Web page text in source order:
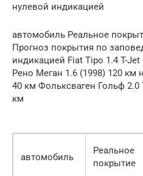
нулевой индикацией
автомобиль Реальное
Прогноз покрытия по
индикацией Fiat Tipo 1.4 T-
Рено Меган 1.6 (1998) 120 км
40 км Фольксваген Гольф 2.0
км
автомобиль
Реальное
покрытие